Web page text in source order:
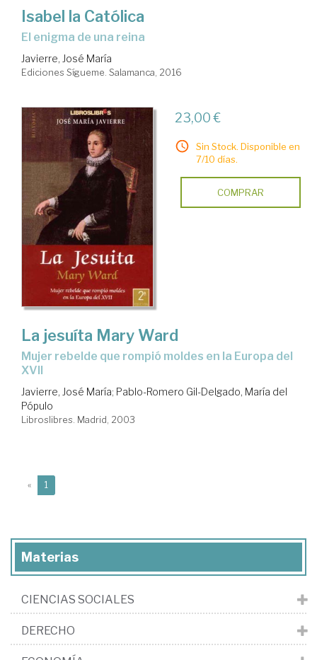
Isabel la Católica
el enigma de una reina
Javierre, José María
Ediciones Sígueme. Salamanca, 2016
23,00 €
Sin Stock. Disponible en
7/10 días.
COMPRAR
La jesuíta Mary Ward
mujer rebelde que rompió moldes en la Europa del
XVII
Javierre, José María; Pablo-Romero Gil-Delgado, María del
Pópulo
Libroslibres. Madrid, 2003
« 1
Materias
CIENCIAS SOCIALES
DERECHO